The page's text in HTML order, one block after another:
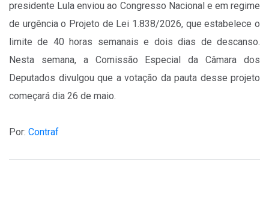
presidente Lula enviou ao Congresso Nacional e em regime
de urgência o Projeto de Lei 1.838/2026, que estabelece o
limite de 40 horas semanais e dois dias de descanso.
Nesta semana, a Comissão Especial da Câmara dos
Deputados divulgou que a votação da pauta desse projeto
começará dia 26 de maio.
Por: Contraf